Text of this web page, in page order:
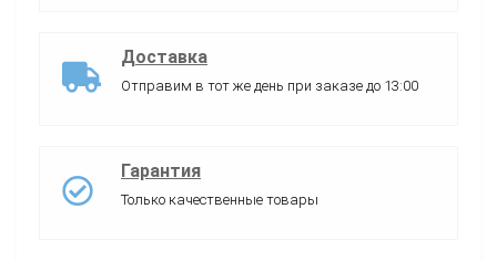
Доставка
Отправим в тот же день при заказе до 13:00
Гарантия
Только качественные товары